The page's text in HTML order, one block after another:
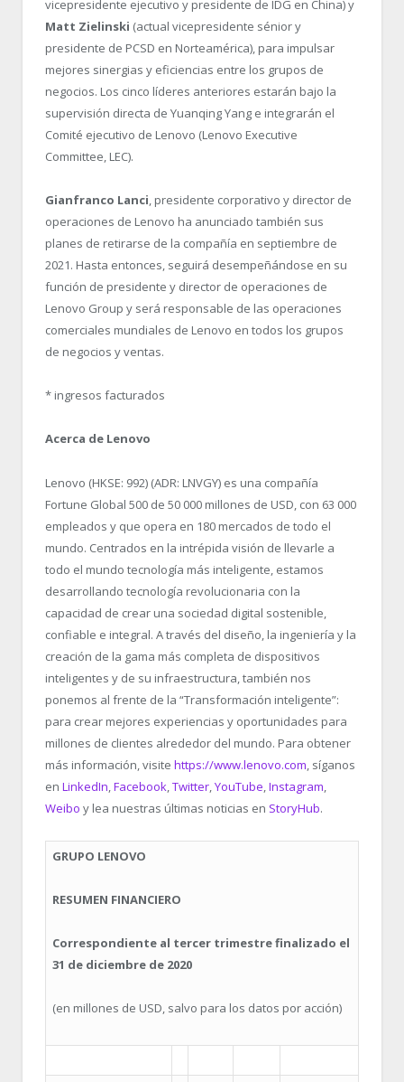
vicepresidente ejecutivo y presidente de IDG en China) y
Matt Zielinski (actual vicepresidente sénior y
presidente de PCSD en Norteamérica), para impulsar
mejores sinergias y eficiencias entre los grupos de
negocios. Los cinco líderes anteriores estarán bajo la
supervisión directa de Yuanqing Yang e integrarán el
Comité ejecutivo de Lenovo (Lenovo Executive
Committee, LEC).
Gianfranco Lanci, presidente corporativo y director de
operaciones de Lenovo ha anunciado también sus
planes de retirarse de la compañía en septiembre de
2021. Hasta entonces, seguirá desempeñándose en su
función de presidente y director de operaciones de
Lenovo Group y será responsable de las operaciones
comerciales mundiales de Lenovo en todos los grupos
de negocios y ventas.
* ingresos facturados
Acerca de Lenovo
Lenovo (HKSE: 992) (ADR: LNVGY) es una compañía
Fortune Global 500 de 50 000 millones de USD, con 63 000
empleados y que opera en 180 mercados de todo el
mundo. Centrados en la intrépida visión de llevarle a
todo el mundo tecnología más inteligente, estamos
desarrollando tecnología revolucionaria con la
capacidad de crear una sociedad digital sostenible,
confiable e integral. A través del diseño, la ingeniería y la
creación de la gama más completa de dispositivos
inteligentes y de su infraestructura, también nos
ponemos al frente de la “Transformación inteligente”:
para crear mejores experiencias y oportunidades para
millones de clientes alrededor del mundo. Para obtener
más información, visite https://www.lenovo.com , síganos
en LinkedIn Facebook Twitter YouTube Instagram
Weibo y lea nuestras últimas noticias en StoryHub.
GRUPO LENOVO
RESUMEN FINANCIERO
Correspondiente al tercer trimestre finalizado el
31 de diciembre de 2020
(en millones de USD, salvo para los datos por acción)